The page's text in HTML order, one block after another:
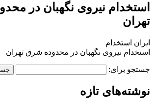
استخدام نیروی نگهبان در
تهران
ایران استخدام
استخدام نیروی نگهبان در محدوده شرق تهران
جستجو برای:
نوشته‌های تازه